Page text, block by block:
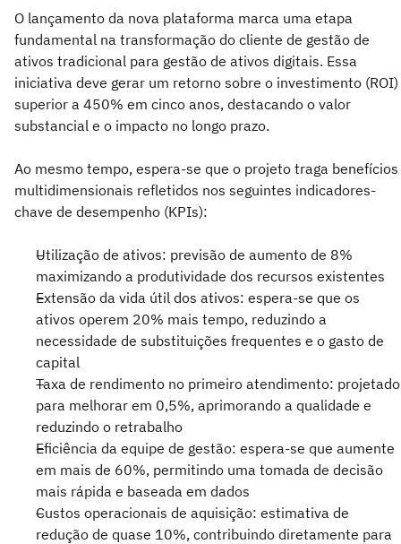
O lançamento da nova plataforma marca uma etapa
fundamental na transformação do cliente de gestão de
ativos tradicional para gestão de ativos digitais. Essa
iniciativa deve gerar um retorno sobre o investimento (ROI)
superior a 450% em cinco anos, destacando o valor
substancial e o impacto no longo prazo.
Ao mesmo tempo, espera-se que o projeto traga benefícios
multidimensionais refletidos nos seguintes indicadores-
chave de desempenho (KPIs):
Utilização de ativos: previsão de aumento de 8%
maximizando a produtividade dos recursos existentes
Extensão da vida útil dos ativos: espera-se que os
ativos operem 20% mais tempo, reduzindo a
necessidade de substituições frequentes e o gasto de
capital
Taxa de rendimento no primeiro atendimento: projetado
para melhorar em 0,5%, aprimorando a qualidade e
reduzindo o retrabalho
Eficiência da equipe de gestão: espera-se que aumente
em mais de 60%, permitindo uma tomada de decisão
mais rápida e baseada em dados
Custos operacionais de aquisição: estimativa de
redução de quase 10%, contribuindo diretamente para